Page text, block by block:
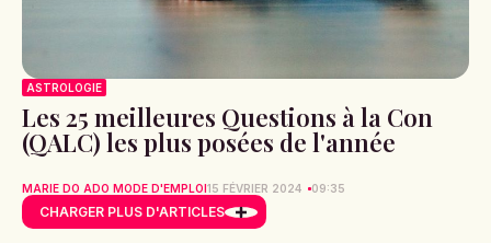
ASTROLOGIE
Les 25 meilleures Questions à la Con
(QALC) les plus posées de l'année
MARIE DO ADO MODE D'EMPLOI15 FÉVRIER 2024 09:35
CHARGER PLUS D'ARTICLES